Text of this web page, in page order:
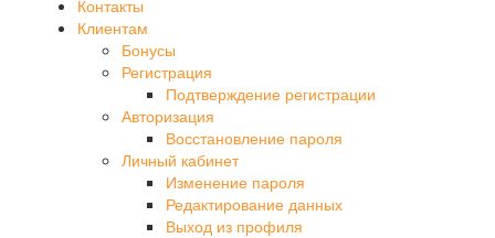
Контакты
Клиентам
Бонусы
Регистрация
Подтверждение регистрации
Авторизация
Восстановление пароля
Личный кабинет
Изменение пароля
Редактирование данных
Выход из профиля